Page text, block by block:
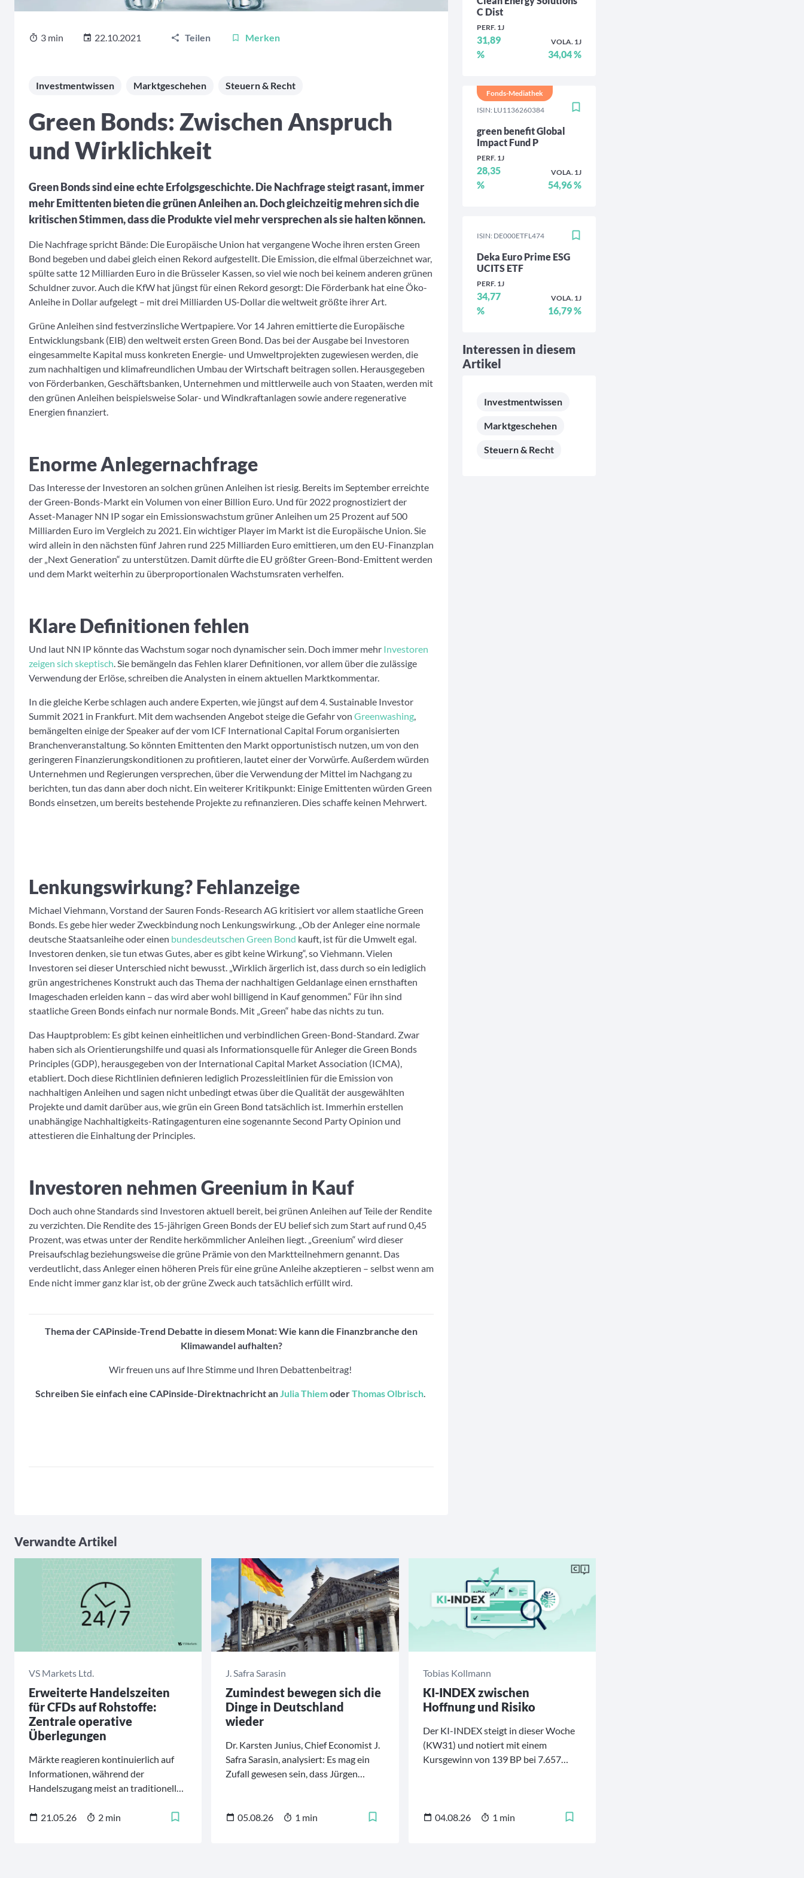
3 min 22.10.2021 Teilen Merken
Investmentwissen Marktgeschehen Steuern & Recht
Green Bonds: Zwischen Anspruch
und Wirklichkeit
Green Bonds sind eine echte Erfolgsgeschichte. Die Nachfrage steigt rasant, immer
mehr Emittenten bieten die grünen Anleihen an. Doch gleichzeitig mehren sich die
kritischen Stimmen, dass die Produkte viel mehr versprechen als sie halten können.
Die Nachfrage spricht Bände: Die Europäische Union hat vergangene Woche ihren ersten Green
Bond begeben und dabei gleich einen Rekord aufgestellt. Die Emission, die elfmal überzeichnet war,
spülte satte 12 Milliarden Euro in die Brüsseler Kassen, so viel wie noch bei keinem anderen grünen
Schuldner zuvor. Auch die KfW hat jüngst für einen Rekord gesorgt: Die Förderbank hat eine Öko-
Anleihe in Dollar aufgelegt – mit drei Milliarden US-Dollar die weltweit größte ihrer Art.
Grüne Anleihen sind festverzinsliche Wertpapiere. Vor 14 Jahren emittierte die Europäische
Entwicklungsbank (EIB) den weltweit ersten Green Bond. Das bei der Ausgabe bei Investoren
eingesammelte Kapital muss konkreten Energie- und Umweltprojekten zugewiesen werden, die
zum nachhaltigen und klimafreundlichen Umbau der Wirtschaft beitragen sollen. Herausgegeben
von Förderbanken, Geschäftsbanken, Unternehmen und mittlerweile auch von Staaten, werden mit
den grünen Anleihen beispielsweise Solar- und Windkraftanlagen sowie andere regenerative
Energien finanziert.
Enorme Anlegernachfrage
Das Interesse der Investoren an solchen grünen Anleihen ist riesig. Bereits im September erreichte
der Green-Bonds-Markt ein Volumen von einer Billion Euro. Und für 2022 prognostiziert der
Asset-Manager NN IP sogar ein Emissionswachstum grüner Anleihen um 25 Prozent auf 500
Milliarden Euro im Vergleich zu 2021. Ein wichtiger Player im Markt ist die Europäische Union. Sie
wird allein in den nächsten fünf Jahren rund 225 Milliarden Euro emittieren, um den EU-Finanzplan
der „Next Generation“ zu unterstützen. Damit dürfte die EU größter Green-Bond-Emittent werden
und dem Markt weiterhin zu überproportionalen Wachstumsraten verhelfen.
Klare Definitionen fehlen
Und laut NN IP könnte das Wachstum sogar noch dynamischer sein. Doch immer mehr Investoren
zeigen sich skeptisch . Sie bemängeln das Fehlen klarer Definitionen, vor allem über die zulässige
Verwendung der Erlöse, schreiben die Analysten in einem aktuellen Marktkommentar.
In die gleiche Kerbe schlagen auch andere Experten, wie jüngst auf dem 4. Sustainable Investor
Summit 2021 in Frankfurt. Mit dem wachsenden Angebot steige die Gefahr von Greenwashing
bemängelten einige der Speaker auf der vom ICF International Capital Forum organisierten
Branchenveranstaltung. So könnten Emittenten den Markt opportunistisch nutzen, um von den
geringeren Finanzierungskonditionen zu profitieren, lautet einer der Vorwürfe. Außerdem würden
Unternehmen und Regierungen versprechen, über die Verwendung der Mittel im Nachgang zu
berichten, tun das dann aber doch nicht. Ein weiterer Kritikpunkt: Einige Emittenten würden Green
Bonds einsetzen, um bereits bestehende Projekte zu refinanzieren. Dies schaffe keinen Mehrwert.
Lenkungswirkung? Fehlanzeige
Michael Viehmann, Vorstand der Sauren Fonds-Research AG kritisiert vor allem staatliche Green
Bonds. Es gebe hier weder Zweckbindung noch Lenkungswirkung. „Ob der Anleger eine normale
deutsche Staatsanleihe oder einen bundesdeutschen Green Bond kauft, ist für die Umwelt egal.
Investoren denken, sie tun etwas Gutes, aber es gibt keine Wirkung“, so Viehmann. Vielen
Investoren sei dieser Unterschied nicht bewusst. „Wirklich ärgerlich ist, dass durch so ein lediglich
grün angestrichenes Konstrukt auch das Thema der nachhaltigen Geldanlage einen ernsthaften
Imageschaden erleiden kann – das wird aber wohl billigend in Kauf genommen.“ Für ihn sind
staatliche Green Bonds einfach nur normale Bonds. Mit „Green“ habe das nichts zu tun.
Das Hauptproblem: Es gibt keinen einheitlichen und verbindlichen Green-Bond-Standard. Zwar
haben sich als Orientierungshilfe und quasi als Informationsquelle für Anleger die Green Bonds
Principles (GDP), herausgegeben von der International Capital Market Association (ICMA),
etabliert. Doch diese Richtlinien definieren lediglich Prozessleitlinien für die Emission von
nachhaltigen Anleihen und sagen nicht unbedingt etwas über die Qualität der ausgewählten
Projekte und damit darüber aus, wie grün ein Green Bond tatsächlich ist. Immerhin erstellen
unabhängige Nachhaltigkeits-Ratingagenturen eine sogenannte Second Party Opinion und
attestieren die Einhaltung der Principles.
Investoren nehmen Greenium in Kauf
Doch auch ohne Standards sind Investoren aktuell bereit, bei grünen Anleihen auf Teile der Rendite
zu verzichten. Die Rendite des 15-jährigen Green Bonds der EU belief sich zum Start auf rund 0,45
Prozent, was etwas unter der Rendite herkömmlicher Anleihen liegt. „Greenium“ wird dieser
Preisaufschlag beziehungsweise die grüne Prämie von den Marktteilnehmern genannt. Das
verdeutlicht, dass Anleger einen höheren Preis für eine grüne Anleihe akzeptieren – selbst wenn am
Ende nicht immer ganz klar ist, ob der grüne Zweck auch tatsächlich erfüllt wird.
Thema der CAPinside-Trend Debatte in diesem Monat: Wie kann die Finanzbranche den
Klimawandel aufhalten?
Wir freuen uns auf Ihre Stimme und Ihren Debattenbeitrag!
Schreiben Sie einfach eine CAPinside-Direktnachricht an Julia ThiemoderThomas Olbrisch
C Dist
PERF. 1J
31,89
%
VOLA. 1J
34,04 %
ISIN: LU1136260384
green benefit Global
Impact Fund P
PERF. 1J
28,35
%
VOLA. 1J
54,96 %
Fonds-Mediathek
ISIN: DE000ETFL474
Deka Euro Prime ESG
UCITS ETF
PERF. 1J
34,77
%
VOLA. 1J
16,79 %
Interessen in diesem
Artikel
Investmentwissen
Marktgeschehen
Steuern & Recht
Verwandte Artikel
VS Markets Ltd.
Erweiterte Handelszeiten
für CFDs auf Rohstoffe:
Zentrale operative
Überlegungen
Märkte reagieren kontinuierlich auf
Informationen, während der
Handelszugang meist an traditionelle
21.05.26
2 min
J. Safra Sarasin
Zumindest bewegen sich die
Dinge in Deutschland
wieder
Dr. Karsten Junius, Chief Economist J.
Safra Sarasin, analysiert: Es mag ein
Zufall gewesen sein, dass Jürgen
Fußballnationalmannschaft
05.08.26 1 min
Tobias Kollmann
KI-INDEX zwischen
Hoffnung und Risiko
Der KI-INDEX steigt in dieser Woche
(KW31) und notiert mit einem
Kursgewinn von 139 BP bei 7.657
04.08.26 1 min